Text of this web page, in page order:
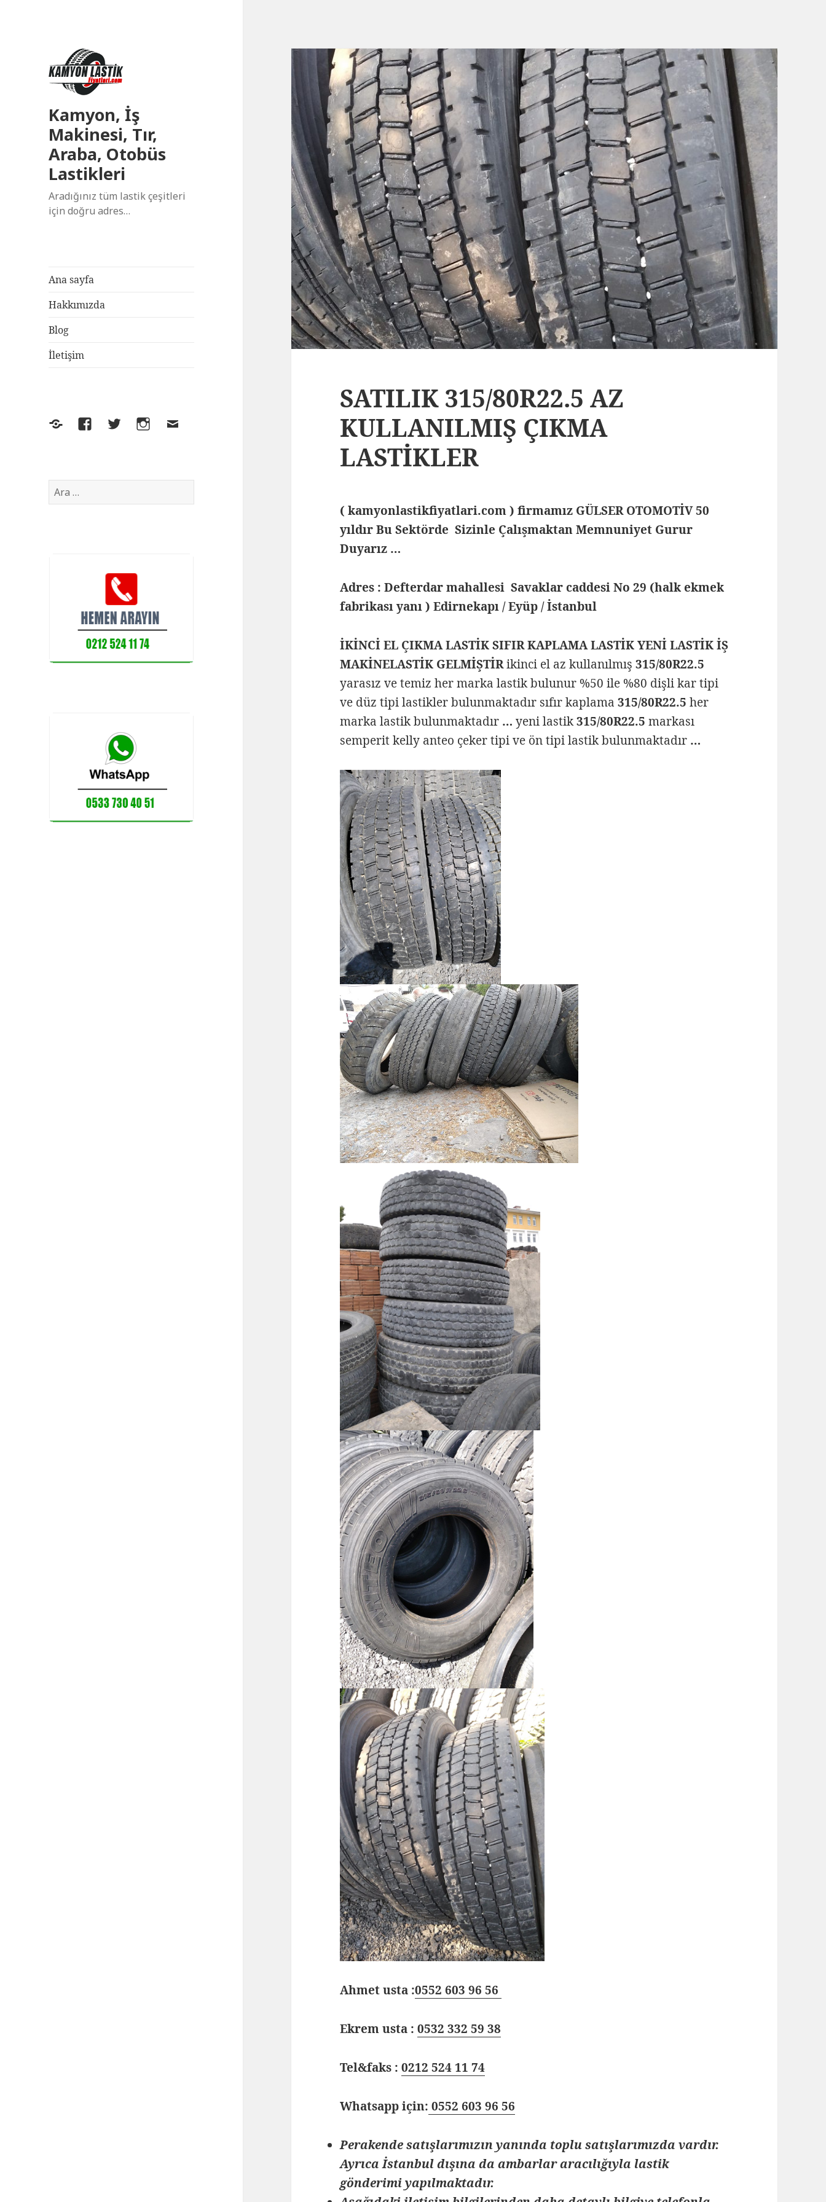
Kamyon, İş
Makinesi, Tır,
Araba, Otobüs
Lastikleri
Aradığınız tüm lastik çeşitleri
için doğru adres…
Ana sayfa
Hakkımızda
Blog
İletişim
Yelp FacebookTwitterInstagram
E-
Arama:
SATILIK 315/80R22.5 AZ
KULLANILMIŞ ÇIKMA
LASTİKLER
( kamyonlastikfiyatlari.com ) firmamız GÜLSER OTOMOTİV 50
yıldır Bu Sektörde Sizinle Çalışmaktan Memnuniyet Gurur
Duyarız …
Adres : Defterdar mahallesi Savaklar caddesi No 29 (halk ekmek
fabrikası yanı ) Edirnekapı / Eyüp / İstanbul
İKİNCİ EL ÇIKMA LASTİK SIFIR KAPLAMA LASTİK YENİ LASTİK İŞ
MAKİNELASTİK GELMİŞTİRikinci el az kullanılmış315/80R22.5
yarasız ve temiz her marka lastik bulunur %50 ile %80 dişli kar tipi
ve düz tipi lastikler bulunmaktadır sıfır kaplama 315/80R22.5her
marka lastik bulunmaktadır … yeni lastik315/80R22.5 markası
semperit kelly anteo çeker tipi ve ön tipi lastik bulunmaktadır …
Ahmet usta :0552 603 96 56
Ekrem usta :0532 332 59 38
Tel&faks :0212 524 11 74
Whatsapp için: 0552 603 96 56
Perakende satışlarımızın yanında toplu satışlarımızda vardır.
Ayrıca İstanbul dışına da ambarlar aracılığıyla lastik
gönderimi yapılmaktadır.